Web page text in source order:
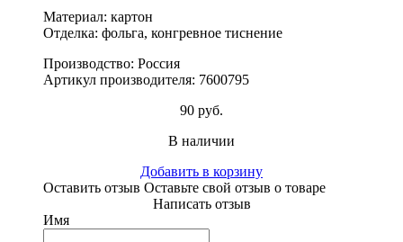
Материал: картон
Отделка: фольга, конгревное тиснение
Производство: Россия
Артикул производителя: 7600795
90 руб.
В наличии
Добавить в корзину
Оставить отзыв Оставьте свой отзыв о товаре
Написать отзыв
Имя